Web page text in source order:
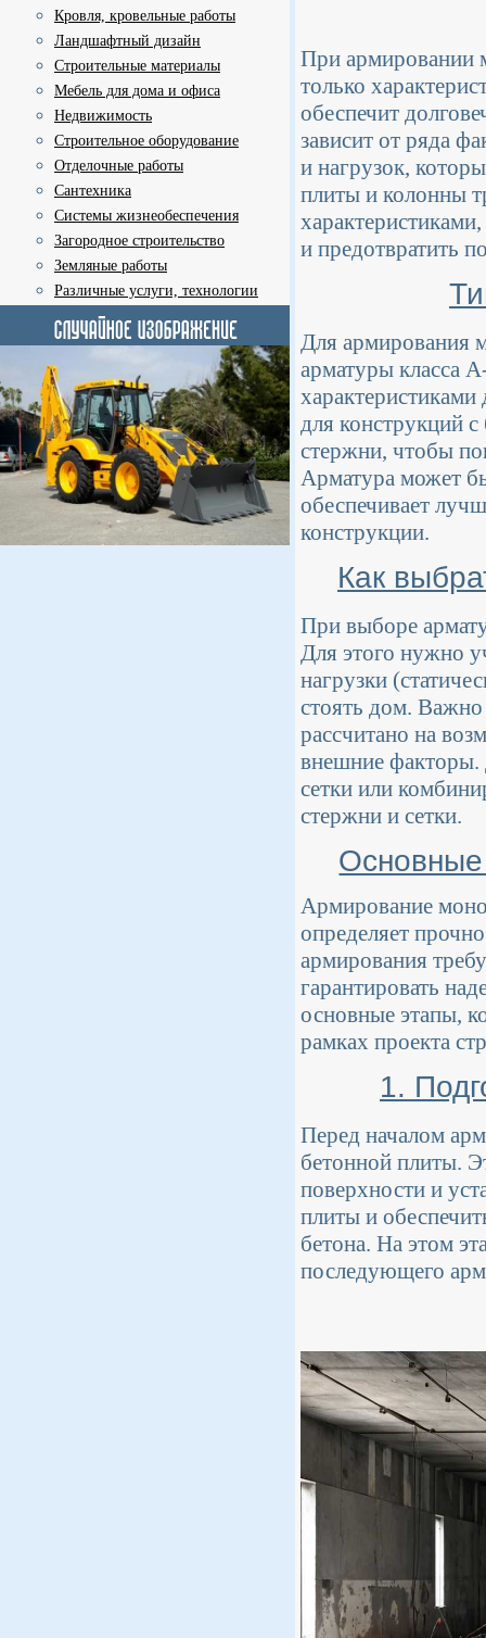
Кровля, кровельные работы
Ландшафтный дизайн
Строительные материалы
Мебель для дома и офиса
Недвижимость
Строительное оборудование
Отделочные работы
Сантехника
Системы жизнеобеспечения
Загородное строительство
Земляные работы
Различные услуги, технологии
При армировании
только
обеспечит
зависит от ряда
и нагрузок,
плиты и колонны
и предотвратить
Для армирования
арматуры класса
для конструкций с
стержни, чтобы
Арматура может
обеспечивает
конструкции.
Как
При выборе
Для этого нужно
нагрузки
стоять дом.
рассчитано на
внешние факторы.
сетки или
стержни и сетки.
Армирование
определяет
армирования
гарантировать
основные этапы,
рамках проекта
1.
Перед началом
бетонной плиты.
поверхности и
плиты и
бетона. На этом
последующего